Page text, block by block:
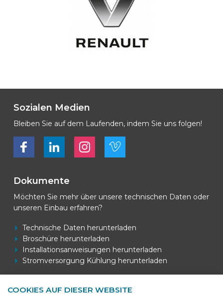
Sozialen Medien
Bleiben Sie auf dem Laufenden, indem Sie uns folgen!
Bekijk ons op FacebookBekijk ons op LinkedInBekijk ons op LinkedInBekijk ons op Vimeo
Dokumente
Möchten Sie mehr über unsere technischen Daten oder
unseren Einbau erfahren?
Technische Daten herunterladen
Broschüre herunterladen
Installationsanweisungen herunterladen
Stromversorgung Kühlung herunterladen
COOKIES AUF DIESER WEBSITE